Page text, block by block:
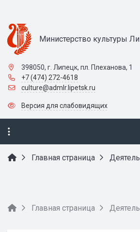
Министерство культуры
398050, г. Липецк, пл. Плеханова, 1
+7 (474) 272-4618
culture@admlr.lipetsk.ru
Версия для слабовидящих
Главная страница
Главная страница